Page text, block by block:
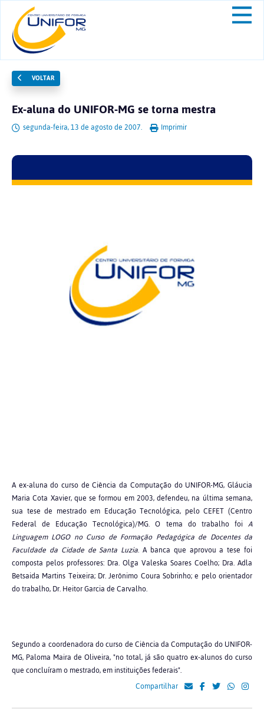
VOLTAR
Ex-aluna do UNIFOR-MG se torna mestra
segunda-feira, 13 de agosto de 2007. Imprimir
A ex-aluna do curso de Ciência da Computação do UNIFOR-MG, Gláucia
Maria Cota Xavier, que se formou em 2003, defendeu, na última semana,
sua tese de mestrado em Educação Tecnológica, pelo CEFET (Centro
Federal de Educação Tecnológica)/MG. O tema do trabalho foi A
Linguagem LOGO no Curso de Formação Pedagógica de Docentes da
Faculdade da Cidade de Santa Luzia. A banca que aprovou a tese foi
composta pelos professores: Dra. Olga Valeska Soares Coelho; Dra. Adla
Betsaida Martins Teixeira; Dr. Jerônimo Coura Sobrinho; e pelo orientador
do trabalho, Dr. Heitor Garcia de Carvalho.
Segundo a coordenadora do curso de Ciência da Computação do UNIFOR-
MG, Paloma Maira de Oliveira, "no total, já são quatro ex-alunos do curso
que concluíram o mestrado, em instituições federais".
Compartilhar